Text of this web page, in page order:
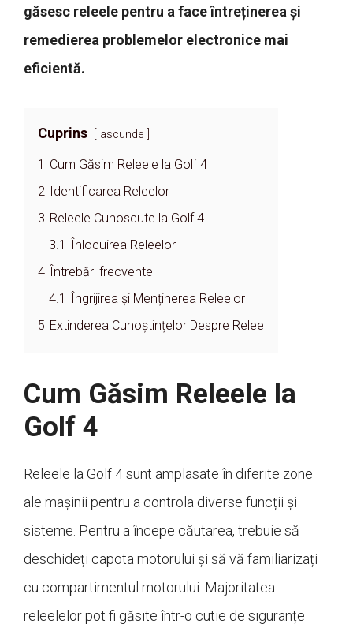
găsesc releele pentru a face întreținerea și
remedierea problemelor electronice mai
eficientă.
Cuprins ascunde
1 Cum Găsim Releele la Golf 4
2
Identificarea Releelor
3 Releele Cunoscute la Golf 4
3.1
Înlocuirea Releelor
4
Întrebări frecvente
4.1
Îngrijirea și Menținerea Releelor
5 Extinderea Cunoștințelor Despre Relee
Cum Găsim Releele la
Golf 4
Releele la Golf 4 sunt amplasate în diferite zone
ale mașinii pentru a controla diverse funcții și
sisteme. Pentru a începe căutarea, trebuie să
deschideți capota motorului și să vă familiarizați
cu compartimentul motorului. Majoritatea
releelelor pot fi găsite într-o cutie de siguranțe